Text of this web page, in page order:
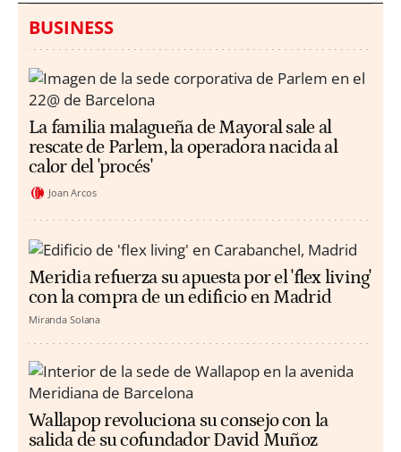
BUSINESS
La familia malagueña de Mayoral sale al
rescate de Parlem, la operadora nacida al
calor del 'procés'
Joan Arcos
Meridia refuerza su apuesta por el 'flex living'
con la compra de un edificio en Madrid
Miranda Solana
Wallapop revoluciona su consejo con la
salida de su cofundador David Muñoz